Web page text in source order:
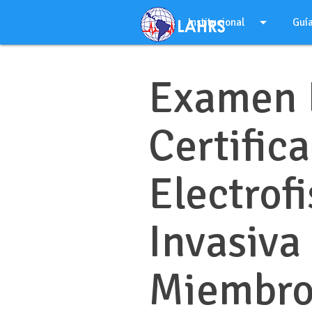
Institucional arrow_drop_down
Examen